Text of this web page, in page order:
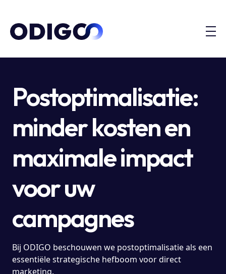
Postoptimalisatie:
minder kosten en
maximale impact
voor uw
campagnes
Bij ODIGO beschouwen we postoptimalisatie als een
essentiële strategische hefboom voor direct
marketing.